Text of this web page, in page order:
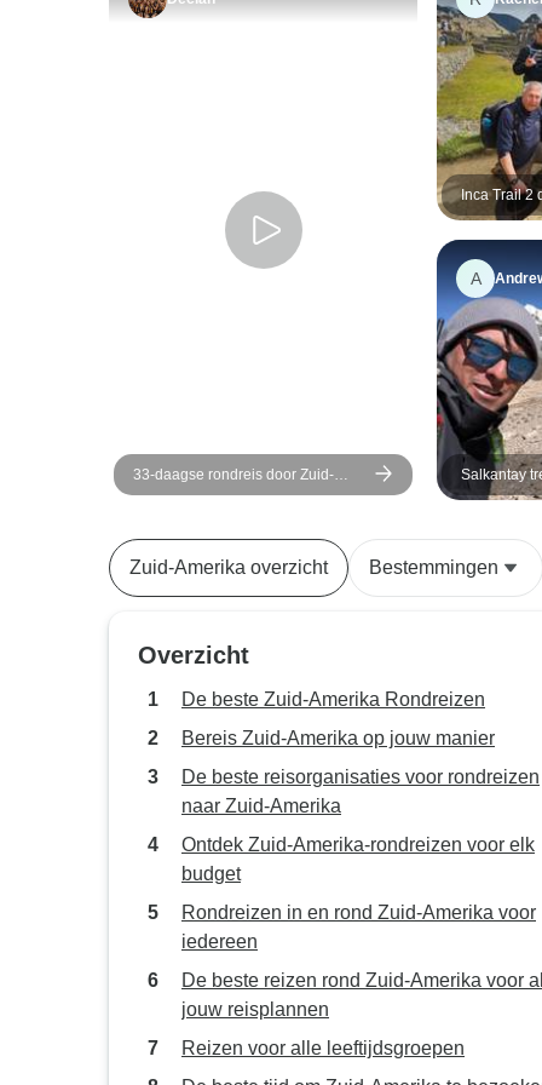
33-daagse rondreis door Zuid-
Amerika: Colombia, Peru, Bolivia,
Inca Trail &amp; Patagonië
Inca Trail 2
Picchu met
A
Salkantay
Picchu 8
Zuid-Amerika overzicht Bestemmingen
Overzicht
De beste Zuid-Amerika Rondreizen
Bereis Zuid-Amerika op jouw manier
De beste reisorganisaties voor rondreizen
naar Zuid-Amerika
Ontdek Zuid-Amerika-rondreizen voor elk
budget
Rondreizen in en rond Zuid-Amerika voor
iedereen
De beste reizen rond Zuid-Amerika voor al
jouw reisplannen
Reizen voor alle leeftijdsgroepen